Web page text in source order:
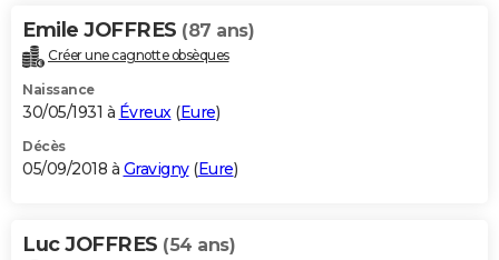
Emile JOFFRES (87 ans)
Créer une cagnotte obsèques
Naissance
30/05/1931 à Évreux(Eure)
Décès
05/09/2018 à Gravigny(Eure)
Luc JOFFRES (54 ans)